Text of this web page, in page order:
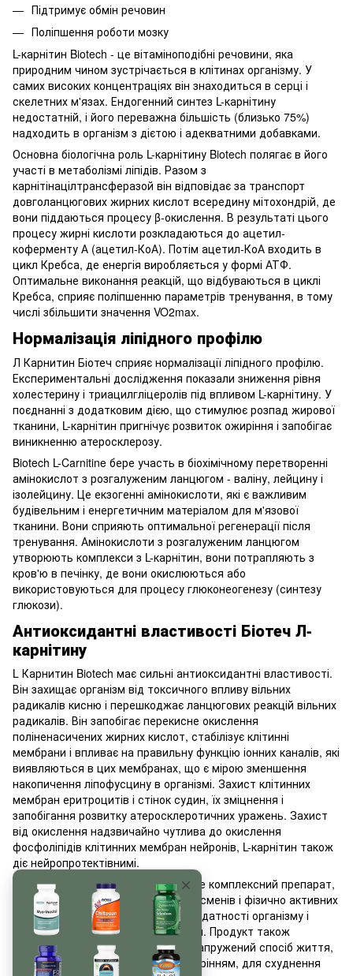
Підтримує обмін речовин
Поліпшення роботи мозку
L-карнітин Biotech - це вітаміноподібні речовини, яка
природним чином зустрічається в клітинах організму. У
самих високих концентраціях він знаходиться в серці і
скелетних м'язах. Ендогенний синтез L-карнітину
недостатній, і його переважна більшість (близько 75%)
надходить в організм з дієтою і адекватними добавками.
Основна біологічна роль L-карнітину Biotech полягає в його
участі в метаболізмі ліпідів. Разом з
карнітінацілтрансферазой він відповідає за транспорт
довголанцюгових жирних кислот всередину мітохондрій, де
вони піддаються процесу β-окислення. В результаті цього
процесу жирні кислоти розкладаються до ацетил-
коферменту А (ацетил-КоА). Потім ацетил-КоА входить в
цикл Кребса, де енергія виробляється у формі АТФ.
Оптимальне виконання реакцій, що відбуваються в циклі
Кребса, сприяє поліпшенню параметрів тренування, в тому
числі збільшити значення VO2max.
Нормалізація ліпідного профілю
Л Карнитин Біотеч сприяє нормалізації ліпідного профілю.
Експериментальні дослідження показали зниження рівня
холестерину і триацилгліцеролів під впливом L-карнітину. У
поєднанні з додатковим дією, що стимулює розпад жирової
тканини, L-карнітин пригнічує розвиток ожиріння і запобігає
виникненню атеросклерозу.
Biotech L-Carnitine бере участь в біохімічному перетворенні
амінокислот з розгалуженим ланцюгом - валіну, лейцину і
ізолейцину. Це екзогенні амінокислоти, які є важливим
будівельним і енергетичним матеріалом для м'язової
тканини. Вони сприяють оптимальної регенерації після
тренування. Амінокислоти з розгалуженим ланцюгом
утворюють комплекси з L-карнітин, вони потрапляють з
кров'ю в печінку, де вони окислюються або
використовуються для процесу глюконеогенезу (синтезу
глюкози).
Антиоксидантні властивості Біотеч Л-
карнітину
L Карнитин Biotech має сильні антиоксидантні властивості.
Він захищає організм від токсичного впливу вільних
радикалів кисню і перешкоджає ланцюгових реакцій вільних
радикалів. Він запобігає перекисне окислення
поліненасичених жирних кислот, стабілізує клітинні
мембрани і впливає на правильну функцію іонних каналів, які
виявляються в цих мембранах, що є мірою зменшення
накопичення ліпофусцину в організмі. Захист клітинних
мембран еритроцитів і стінок судин, їх зміцнення і
запобігання розвитку атеросклеротичних уражень. Захист
від окислення надзвичайно чутлива до окислення
фосфоліпідів клітинних мембран нейронів, L-карнітин також
діє нейропротектівнимі.
Таким чином, Biotech L-Carnitine - це комплексний препарат,
розроблений спеціально для спортсменів і фізично активних
людей з метою підвищення працездатності організму і
поліпшення параметрів тренування. Продукт також
підходить для людей, які ведуть напружений спосіб життя,
борються з надмірною вагою і ожирінням, для схуднення